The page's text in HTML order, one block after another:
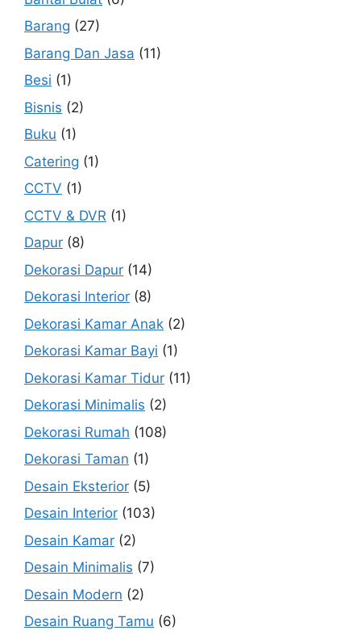
Barang (27)
Barang Dan Jasa (11)
Besi (1)
Bisnis (2)
Buku (1)
Catering (1)
CCTV (1)
CCTV & DVR (1)
Dapur (8)
Dekorasi Dapur (14)
Dekorasi Interior (8)
Dekorasi Kamar Anak (2)
Dekorasi Kamar Bayi (1)
Dekorasi Kamar Tidur (11)
Dekorasi Minimalis (2)
Dekorasi Rumah (108)
Dekorasi Taman (1)
Desain Eksterior (5)
Desain Interior (103)
Desain Kamar (2)
Desain Minimalis (7)
Desain Modern (2)
Desain Ruang Tamu (6)